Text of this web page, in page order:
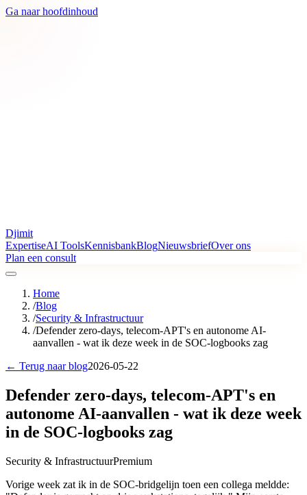
Ga naar hoofdinhoud
Djimit
ExpertiseAI ToolsKennisbankBlogNieuwsbriefOver ons
Plan een consult
Home
/Blog
/Security & Infrastructuur
/Defender zero-days, telecom-APT's en autonome AI-
aanvallen - wat ik deze week in de SOC-logbooks zag
← Terug naar blog2026-05-22
Defender zero-days, telecom-APT's en
autonome AI-aanvallen - wat ik deze week
in de SOC-logbooks zag
Security & InfrastructuurPremium
Vorige week zat ik in de SOC-bridgelijn toen een collega meldde: